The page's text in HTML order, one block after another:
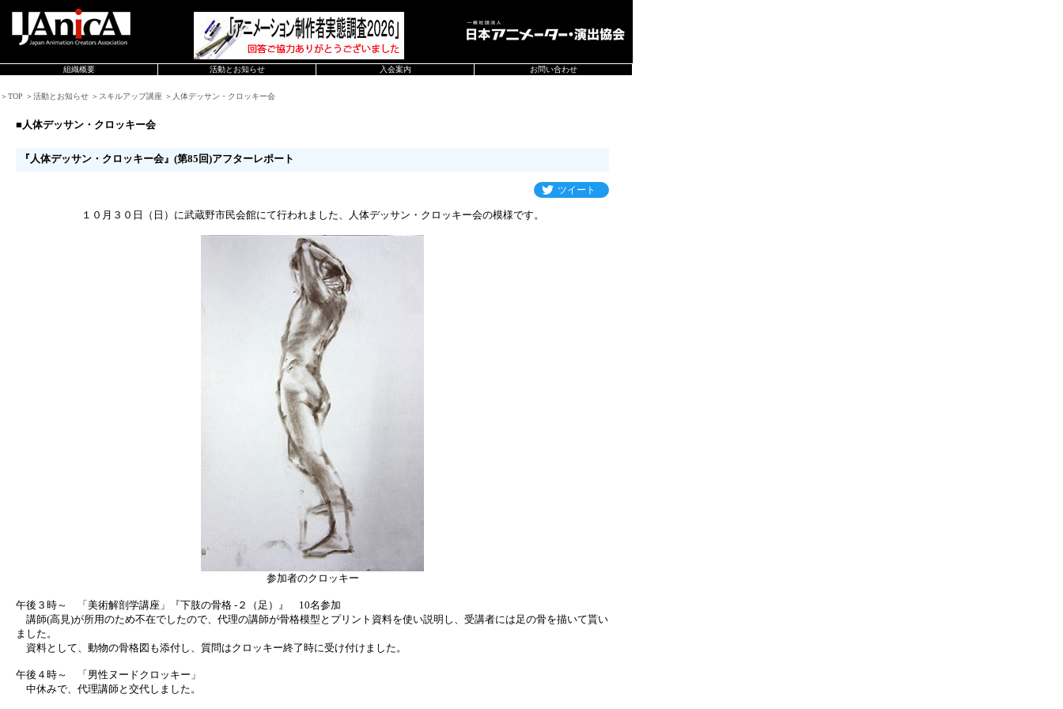
組織概要 活動とお知らせ 入会案内 お問い合わせ
＞TOP ＞活動とお知らせ ＞スキルアップ講座 ＞人体デッサン・クロッキー会
■人体デッサン・クロッキー会
『人体デッサン・クロッキー会』(第85回)アフターレポート
ツイート
１０月３０日（日）に武蔵野市民会館にて行われました、人体デッサン・クロッキー会の模様です。
参加者のクロッキー
午後３時～ 「美術解剖学講座」『下肢の骨格 -２（足）』 10名参加
講師(高見)が所用のため不在でしたので、代理の講師が骨格模型とプリント資料を使い説明し、受講者には足の骨を描いて貰い
ました。
資料として、動物の骨格図も添付し、質問はクロッキー終了時に受け付けました。
午後４時～ 「男性ヌードクロッキー」
中休みで、代理講師と交代しました。